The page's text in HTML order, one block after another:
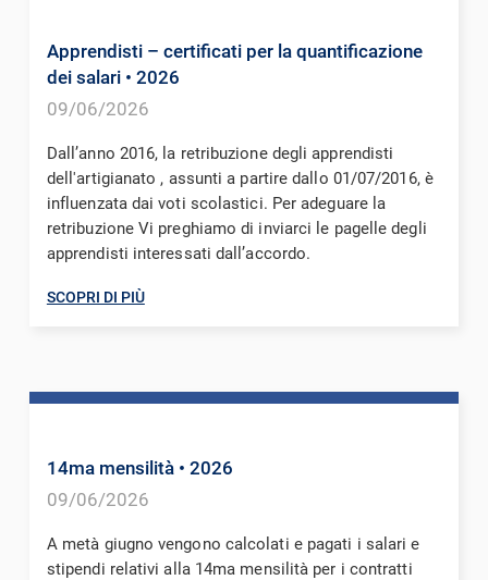
Apprendisti – certificati per la quantificazione
dei salari • 2026
09/06/2026
Dall’anno 2016, la retribuzione degli apprendisti
dell'artigianato , assunti a partire dallo 01/07/2016, è
influenzata dai voti scolastici. Per adeguare la
retribuzione Vi preghiamo di inviarci le pagelle degli
apprendisti interessati dall’accordo.
SCOPRI DI PIÙ
14ma mensilità • 2026
09/06/2026
A metà giugno vengono calcolati e pagati i salari e
stipendi relativi alla 14ma mensilità per i contratti